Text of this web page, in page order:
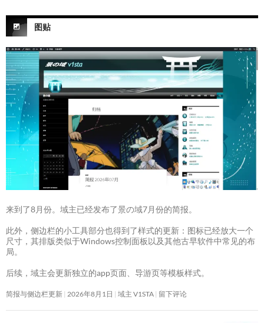
图贴
来到了8月份。域主已经发布了景の域7月份的简报。
此外，侧边栏的小工具部分也得到了样式的更新：图标已经放大一个
尺寸，其排版类似于Windows控制面板以及其他古早软件中常见的布
局。
后续，域主会更新独立的app页面、导游页等模板样式。
简报与侧边栏更新 2026年8月1日 域主 V1STA 留下评论